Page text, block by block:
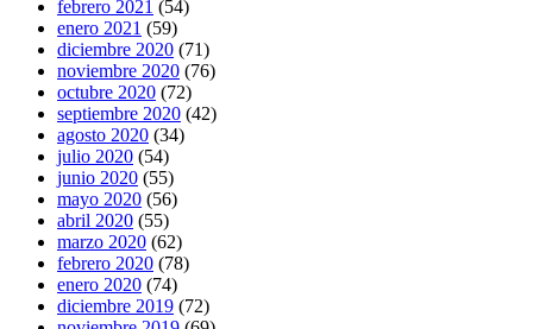
febrero 2021 (54)
enero 2021 (59)
diciembre 2020 (71)
noviembre 2020 (76)
octubre 2020 (72)
septiembre 2020 (42)
agosto 2020 (34)
julio 2020 (54)
junio 2020 (55)
mayo 2020 (56)
abril 2020 (55)
marzo 2020 (62)
febrero 2020 (78)
enero 2020 (74)
diciembre 2019 (72)